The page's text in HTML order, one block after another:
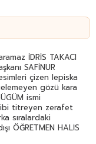
İDRİS TAKACI
SAFİNUR
çizen lepiska
gözü kara
ismi
titreyen zerafet
sıralardaki
ÖĞRETMEN HALİS